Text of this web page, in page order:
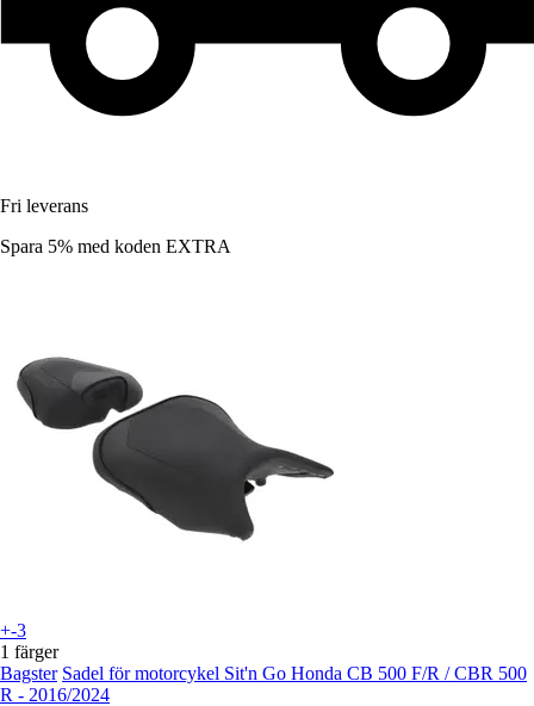
Fri leverans
Spara 5% med koden EXTRA
+-3
1 färger
Bagster Sadel för motorcykel Sit'n Go Honda CB 500 F/R / CBR 500
R - 2016/2024